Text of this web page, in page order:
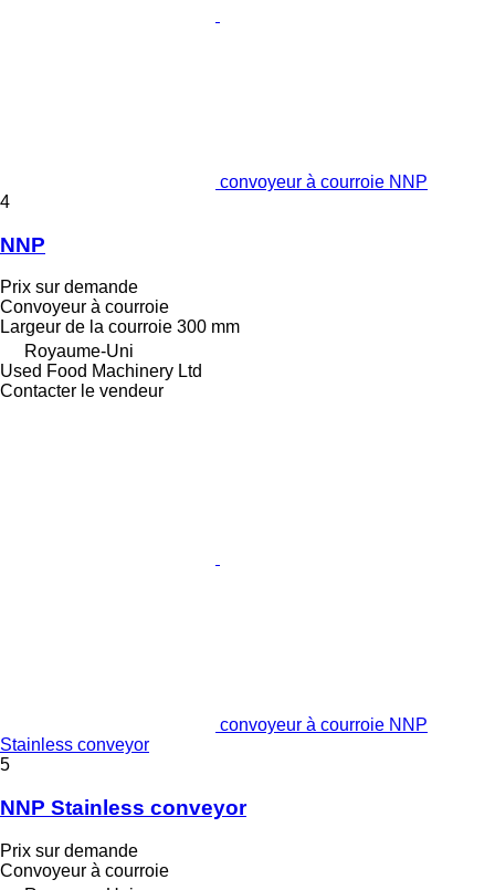
convoyeur à courroie NNP
4
NNP
Prix sur demande
Convoyeur à courroie
Largeur de la courroie 300 mm
Royaume-Uni
Used Food Machinery Ltd
Contacter le vendeur
convoyeur à courroie NNP
Stainless conveyor
5
NNP Stainless conveyor
Prix sur demande
Convoyeur à courroie